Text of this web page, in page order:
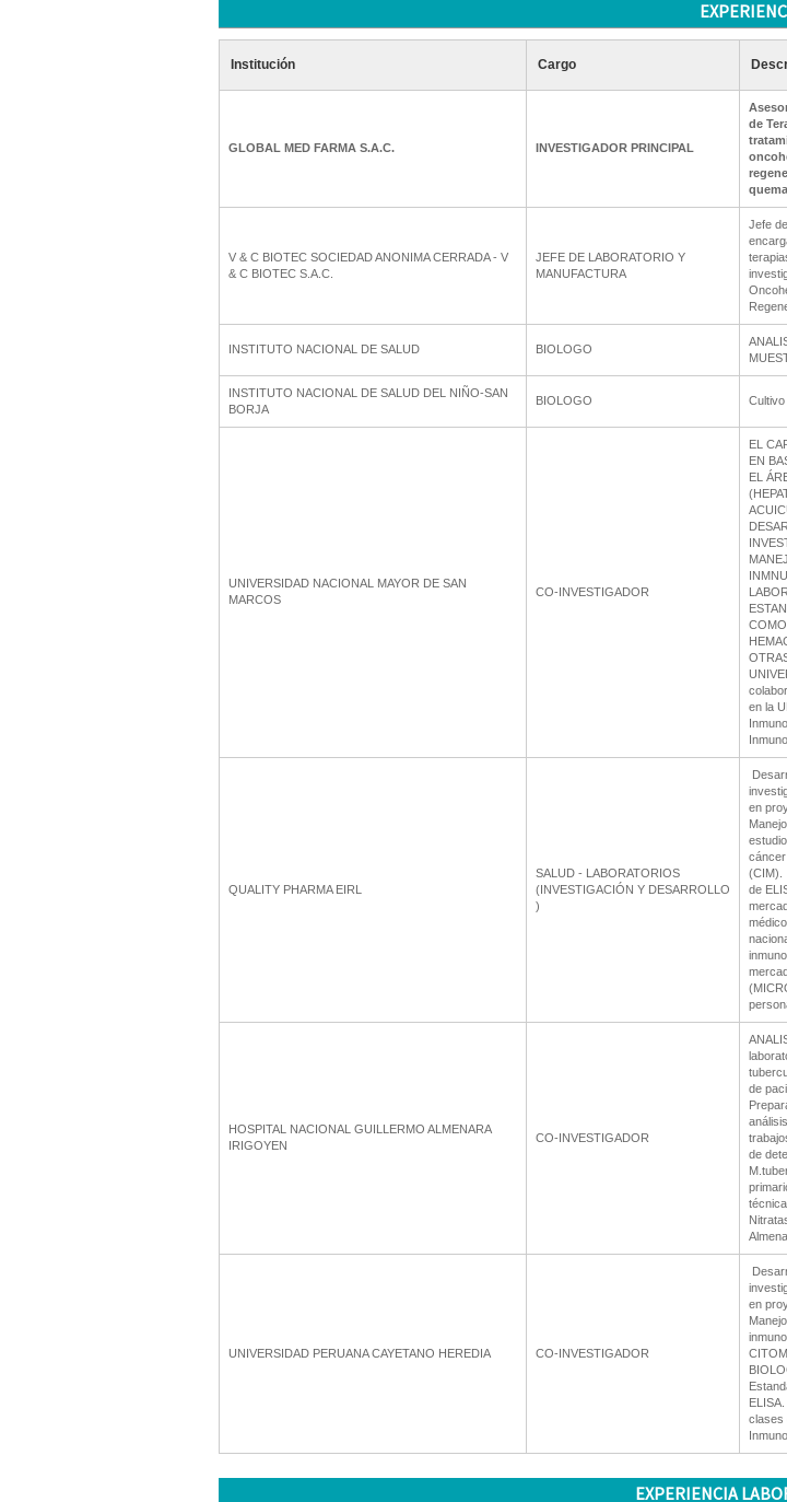
Institución Cargo
GLOBAL MED FARMA S.A.C. INVESTIGADOR PRINCIPAL
de
V & C BIOTEC SOCIEDAD ANONIMA CERRADA - V
& C BIOTEC S.A.C.
JEFE DE LABORATORIO Y
MANUFACTURA
Jefe
INSTITUTO NACIONAL DE SALUD BIOLOGO
INSTITUTO NACIONAL DE SALUD DEL NIÑO-SAN
BORJA
BIOLOGO
UNIVERSIDAD NACIONAL MAYOR DE SAN
MARCOS
CO-INVESTIGADOR
EL
EN
EL
en la
QUALITY PHARMA EIRL
SALUD - LABORATORIOS
(INVESTIGACIÓN Y DESARROLLO
)

en
cáncer
(CIM).
de
HOSPITAL NACIONAL GUILLERMO ALMENARA
IRIGOYEN
CO-INVESTIGADOR
de
de
UNIVERSIDAD PERUANA CAYETANO HEREDIA CO-INVESTIGADOR

en
clases
EXPERIENCIA